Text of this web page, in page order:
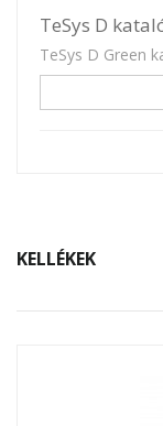
TeSys D
TeSys D Green
KELLÉKEK